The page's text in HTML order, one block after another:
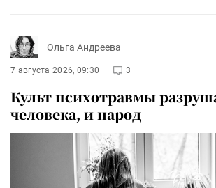
Ольга Андреева
7 августа 2026, 09:30 3
Культ психотравмы
человека, и народ